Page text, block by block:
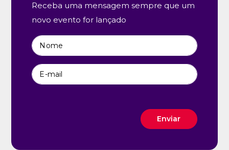
Receba uma mensagem sempre que um
novo evento for lançado
Nome
E-mail
Enviar